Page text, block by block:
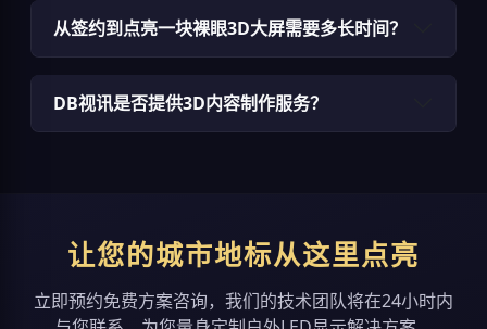
从签约到点亮一块裸眼3D大屏需要多长时间？
DB视讯是否提供3D内容制作服务？
让您的城市地标从这里点亮
立即预约免费方案咨询，我们的技术团队将在24小时内